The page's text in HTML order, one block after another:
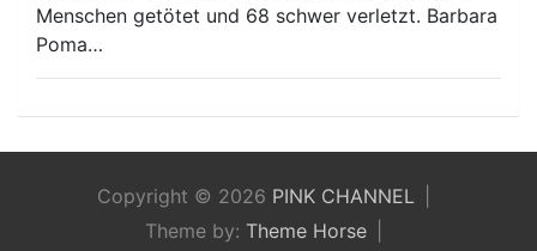
Menschen getötet und 68 schwer verletzt. Barbara
Poma…
Copyright © 2026 PINK CHANNEL
Theme by: Theme Horse